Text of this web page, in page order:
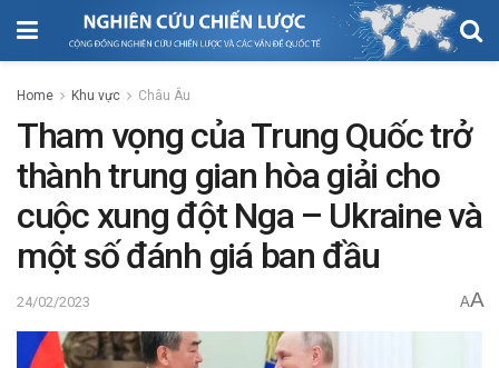
Home Khu vực Châu Âu
Tham vọng của Trung Quốc trở
thành trung gian hòa giải cho
cuộc xung đột Nga – Ukraine và
một số đánh giá ban đầu
24/02/2023 AA